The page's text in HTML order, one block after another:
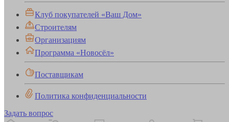
Клуб покупателей «Ваш Дом»
Строителям
Организациям
Программа «Новосёл»
Поставщикам
Политика конфиденциальности
Задать вопрос